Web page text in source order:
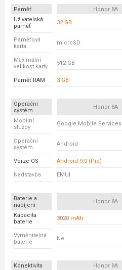
Paměť Honor 8A
Uživatelská
paměť
32 GB
Paměťová
karta
microSD
Maximální
velikost karty
512 GB
Paměť RAM 3 GB
Operační
systém
Honor 8A
Mobilní
služby
Google Mobile Services
Operační
systém
Android
Verze OS Android 9.0 (Pie)
Nadstavba EMUI
Baterie a
nabíjení
Honor 8A
Kapacita
baterie
3020 mAh
Vyměnitelná
baterie
Ne
Konektivita Honor 8A